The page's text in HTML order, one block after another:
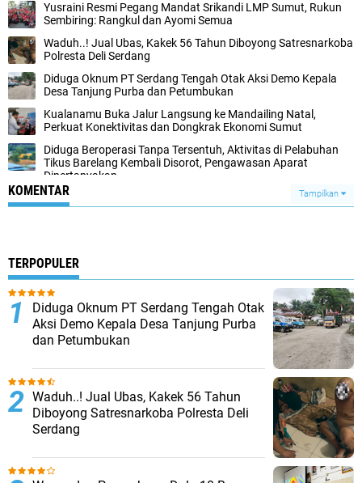
Yusraini Resmi Pegang Mandat Srikandi LMP Sumut, Rukun
Sembiring: Rangkul dan Ayomi Semua
Waduh..! Jual Ubas, Kakek 56 Tahun Diboyong Satresnarkoba
Polresta Deli Serdang
Diduga Oknum PT Serdang Tengah Otak Aksi Demo Kepala
Desa Tanjung Purba dan Petumbukan
Kualanamu Buka Jalur Langsung ke Mandailing Natal,
Perkuat Konektivitas dan Dongkrak Ekonomi Sumut
Diduga Beroperasi Tanpa Tersentuh, Aktivitas di Pelabuhan
Tikus Barelang Kembali Disorot, Pengawasan Aparat
Dipertanyakan
KOMENTAR Tampilkan
TERPOPULER
Diduga Oknum PT Serdang Tengah Otak
Aksi Demo Kepala Desa Tanjung Purba
dan Petumbukan
Waduh..! Jual Ubas, Kakek 56 Tahun
Diboyong Satresnarkoba Polresta Deli
Serdang